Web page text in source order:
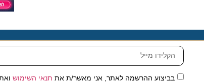
בביצוע ההרשמה לאתר, אני מאשר/ת אתתנאי השימושואת